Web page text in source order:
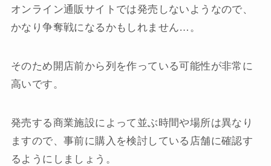
オンライン通販サイトでは発売しないようなので、
かなり争奪戦になるかもしれません…。
そのため開店前から列を作っている可能性が非常に
高いです。
発売する商業施設によって並ぶ時間や場所は異なり
ますので、事前に購入を検討している店舗に確認す
るようにしましょう。